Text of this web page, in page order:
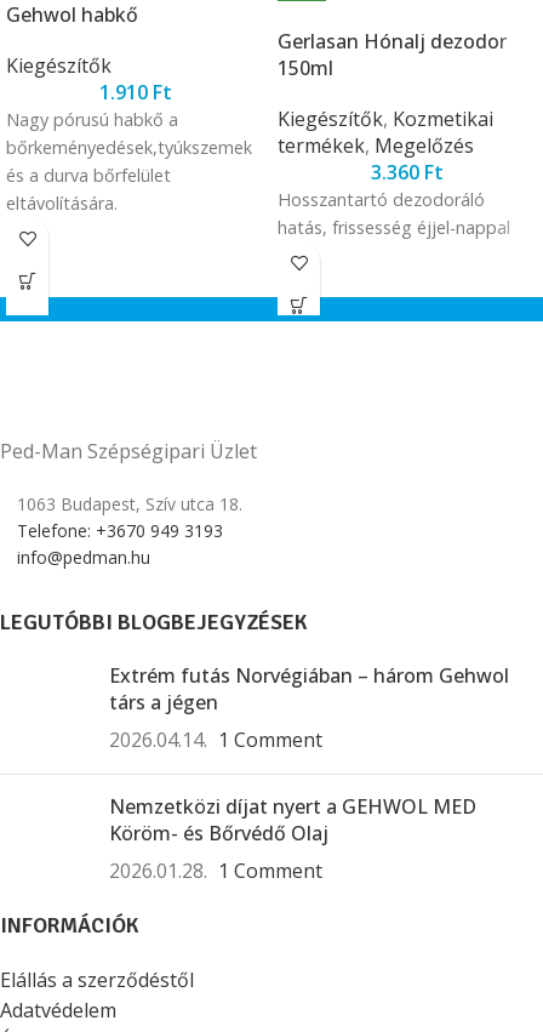
Gehwol habkő
Kiegészítők
1.910 Ft
Nagy pórusú habkő a
bőrkeményedések,tyúkszemek
és a durva bőrfelület
eltávolítására.
Gerlasan Hónalj dezodor
150ml
Kiegészítők, Kozmetikai
termékek, Megelőzés
3.360 Ft
Hosszantartó dezodoráló
hatás, frissesség éjjel-nappal
Ped-Man Szépségipari Üzlet
1063 Budapest, Szív utca 18.
Telefone: +3670 949 3193
info@pedman.hu
LEGUTÓBBI BLOGBEJEGYZÉSEK
Extrém futás Norvégiában – három Gehwol
társ a jégen
2026.04.14. 1 Comment
Nemzetközi díjat nyert a GEHWOL MED
Köröm- és Bőrvédő Olaj
2026.01.28. 1 Comment
INFORMÁCIÓK
Elállás a szerződéstől
Adatvédelem